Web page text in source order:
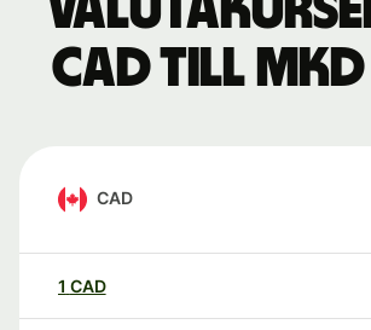
CAD till
CAD
1 CAD